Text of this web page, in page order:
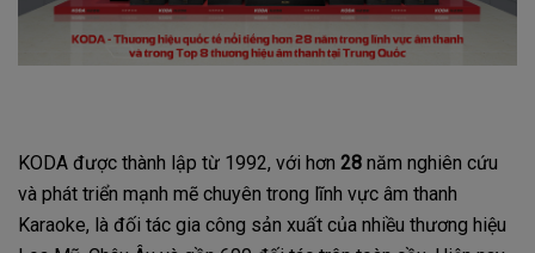
KODA được thành lập từ 1992, với hơn 28 năm nghiên cứu
và phát triển mạnh mẽ chuyên trong lĩnh vực âm thanh
Karaoke, là đối tác gia công sản xuất của nhiều thương hiệu